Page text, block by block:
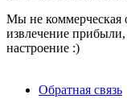
Мы не коммерческая
извлечение
настроение :)
Обратная связь